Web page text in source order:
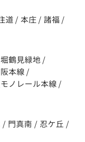
道 / 本庄 / 諸福 /
鶴見緑地 /
本線 /
ノレール本線 /
/ 門真南 / 忍ケ丘 /